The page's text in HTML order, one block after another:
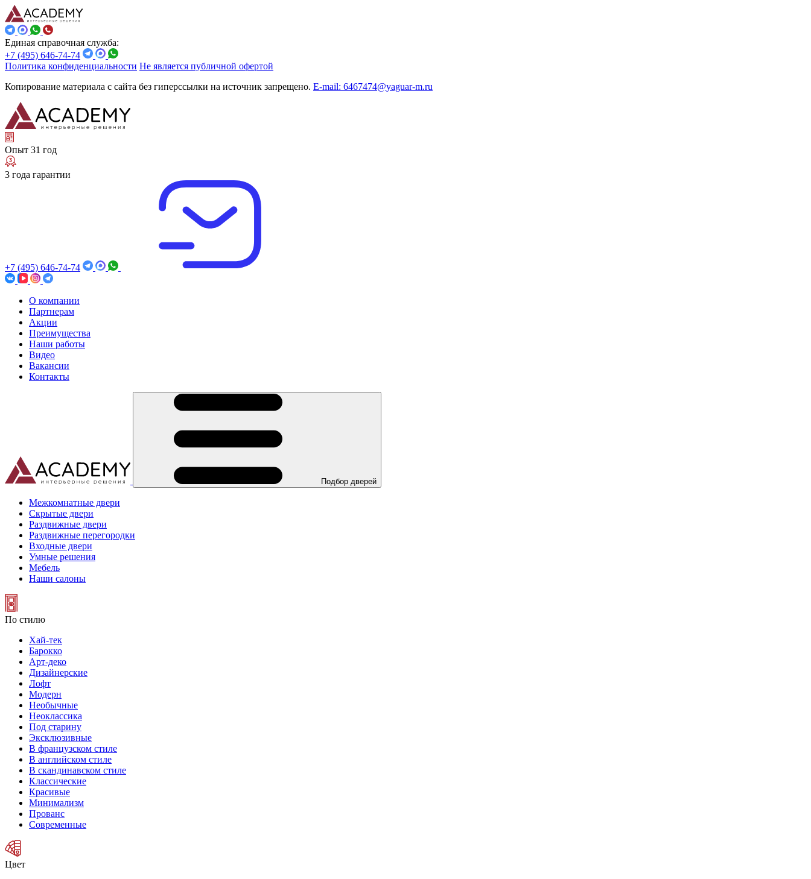
Единая справочная служба:
+7 (495) 646-74-74
Политика конфиденциальности Не является публичной офертой
Копирование материала с сайта без гиперссылки на источник запрещено. E-mail: 6467474@yaguar-m.ru
Опыт 31 год
3 года гарантии
+7 (495) 646-74-74
О компании
Партнерам
Акции
Преимущества
Наши работы
Видео
Вакансии
Контакты
Подбор дверей
Межкомнатные двери
Скрытые двери
Раздвижные двери
Раздвижные перегородки
Входные двери
Умные решения
Мебель
Наши салоны
По стилю
Хай-тек
Барокко
Арт-деко
Дизайнерские
Лофт
Модерн
Необычные
Неоклассика
Под старину
Эксклюзивные
В французском стиле
В английском стиле
В скандинавском стиле
Классические
Красивые
Минимализм
Прованс
Современные
Цвет